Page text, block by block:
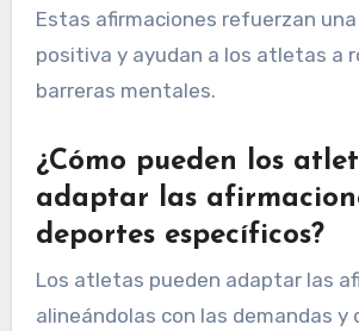
Estas afirmaciones refuerzan
positiva y ayudan a los atletas a
barreras mentales.
¿Cómo pueden los
adaptar las
deportes específicos?
Los atletas pueden adaptar las
alineándolas con las demandas y